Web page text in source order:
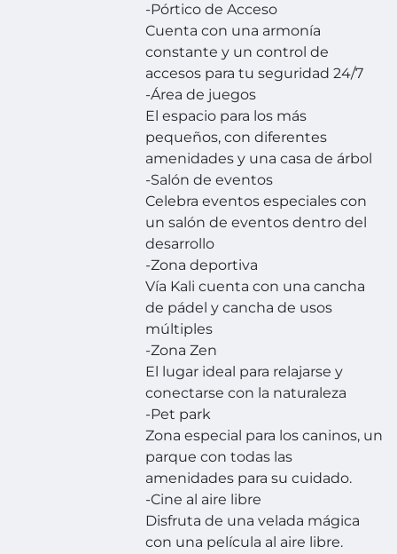
-Pórtico de Acceso
Cuenta con una armonía
constante y un control de
accesos para tu seguridad 24/7
-Área de juegos
El espacio para los más
pequeños, con diferentes
amenidades y una casa de árbol
-Salón de eventos
Celebra eventos especiales con
un salón de eventos dentro del
desarrollo
-Zona deportiva
Vía Kali cuenta con una cancha
de pádel y cancha de usos
múltiples
-Zona Zen
El lugar ideal para relajarse y
conectarse con la naturaleza
-Pet park
Zona especial para los caninos, un
parque con todas las
amenidades para su cuidado.
-Cine al aire libre
Disfruta de una velada mágica
con una película al aire libre.